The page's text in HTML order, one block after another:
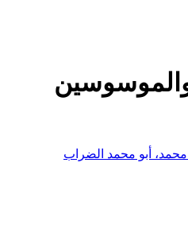
والموسوسين
أبو محمد الضراب